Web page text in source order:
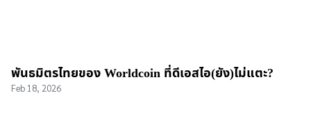
พันธมิตรไทยของ Worldcoin ที่ดีเอสไอ(ยัง)ไม่แตะ?
Feb 18, 2026